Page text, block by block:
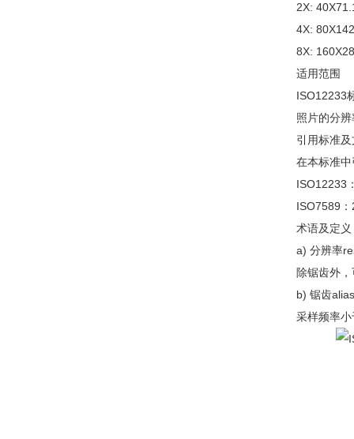
2X:
4X:
8X:
适用范围
ISO12233
照片的分
引用标准
在本标准
ISO12233
ISO7589
术语及定义
a) 分辨率
除锯齿外
b) 锯齿
采样频率